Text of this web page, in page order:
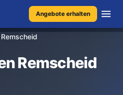
Angebote erhalten
Remscheid
Remscheid